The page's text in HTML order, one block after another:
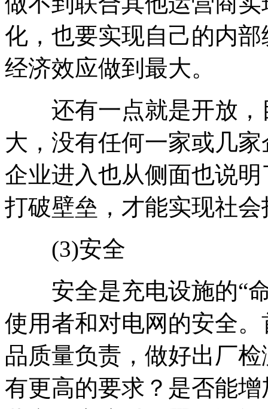
化，也要实现自己的内
经济效应做到最大。
还有一点就是开放，
大，没有任何一家或几
企业进入也从侧面也说
打破壁垒，才能实现社
(3)安全
安全是充电设施的“命
使用者和对电网的安全
品质量负责，做好出厂
有更高的要求？是否能